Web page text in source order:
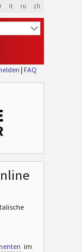
it ru zh
| FAQ
im